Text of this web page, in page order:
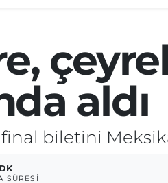
aldı
biletini
SÜRESI